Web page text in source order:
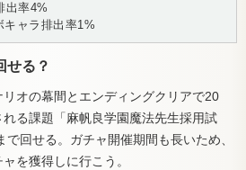
出率4%
キャラ排出率1%
せる？
オの幕間とエンディングクリアで20
る課題「麻帆良学園魔法先生採用試
で回せる。ガチャ開催期間も長いため、
を獲得しに行こう。